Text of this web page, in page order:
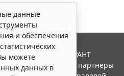
данные
и обеспечения
можете
данных в
2026. Система ГАРАНТ
"Гарант" и ее партнеры